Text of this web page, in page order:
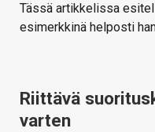
Tässä artikkelissa
esimerkkinä helposti
Riittävä
varten